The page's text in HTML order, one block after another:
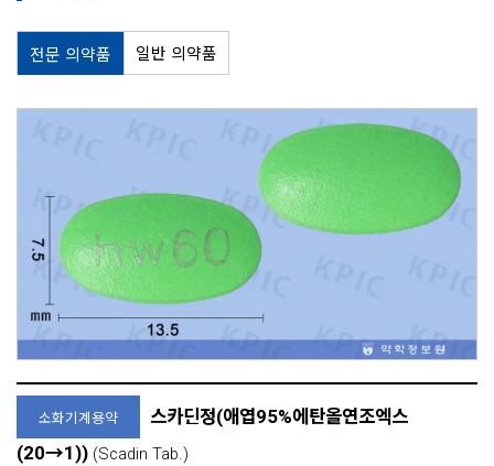
전문 의약품 일반 의약품
소화기계용약
스카딘정(애엽95%에탄올연조엑스
(20→1)) (Scadin Tab.)